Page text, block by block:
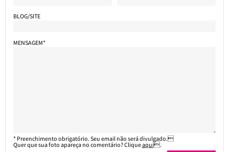
BLOG/SITE
MENSAGEM*
* Preenchimento obrigatório. Seu email não será divulgado.
Quer que sua foto apareça no comentário? Cliqueaqui.